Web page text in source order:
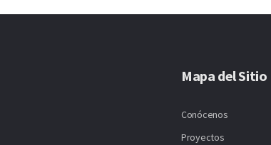
Mapa del Sitio
Conócenos
Proyectos